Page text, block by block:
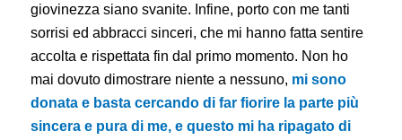
giovinezza siano svanite. Infine, porto con me tanti
sorrisi ed abbracci sinceri, che mi hanno fatta sentire
accolta e rispettata fin dal primo momento. Non ho
mai dovuto dimostrare niente a nessuno, mi sono
donata e basta cercando di far fiorire la parte più
sincera e pura di me, e questo mi ha ripagato di